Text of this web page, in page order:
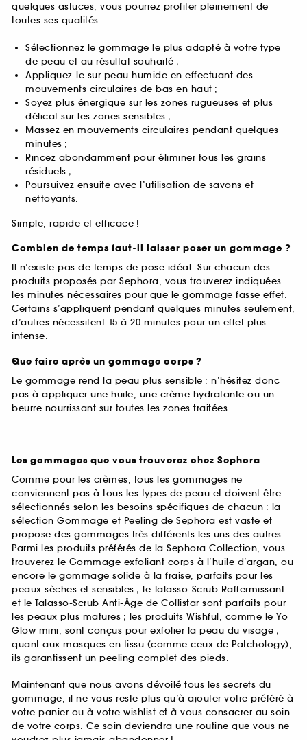
quelques astuces, vous pourrez profiter pleinement de
toutes ses qualités :
Sélectionnez le gommage le plus adapté à votre type
de peau et au résultat souhaité ;
Appliquez-le sur peau humide en effectuant des
mouvements circulaires de bas en haut ;
Soyez plus énergique sur les zones rugueuses et plus
délicat sur les zones sensibles ;
Massez en mouvements circulaires pendant quelques
minutes ;
Rincez abondamment pour éliminer tous les grains
résiduels ;
Poursuivez ensuite avec l’utilisation de savons et
nettoyants.
Simple, rapide et efficace !
Combien de temps faut-il laisser poser un gommage ?
Il n’existe pas de temps de pose idéal. Sur chacun des
produits proposés par Sephora, vous trouverez indiquées
les minutes nécessaires pour que le gommage fasse effet.
Certains s’appliquent pendant quelques minutes seulement,
d’autres nécessitent 15 à 20 minutes pour un effet plus
intense.
Que faire après un gommage corps ?
Le gommage rend la peau plus sensible : n’hésitez donc
pas à appliquer une huile, une crème hydratante ou un
beurre nourrissant sur toutes les zones traitées.
Les gommages que vous trouverez chez Sephora
Comme pour les crèmes, tous les gommages ne
conviennent pas à tous les types de peau et doivent être
sélectionnés selon les besoins spécifiques de chacun : la
sélection Gommage et Peeling de Sephora est vaste et
propose des gommages très différents les uns des autres.
Parmi les produits préférés de la Sephora Collection, vous
trouverez le Gommage exfoliant corps à l’huile d’argan, ou
encore le gommage solide à la fraise, parfaits pour les
peaux sèches et sensibles ; le Talasso-Scrub Raffermissant
et le Talasso-Scrub Anti-Âge de Collistar sont parfaits pour
les peaux plus matures ; les produits Wishful, comme le Yo
Glow mini, sont conçus pour exfolier la peau du visage ;
quant aux masques en tissu (comme ceux de Patchology),
ils garantissent un peeling complet des pieds.
Maintenant que nous avons dévoilé tous les secrets du
gommage, il ne vous reste plus qu’à ajouter votre préféré à
votre panier ou à votre wishlist et à vous consacrer au soin
de votre corps. Ce soin deviendra une routine que vous ne